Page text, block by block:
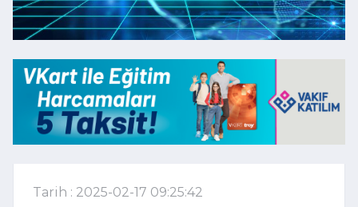
Tarih : 2025-02-17 09:25:42